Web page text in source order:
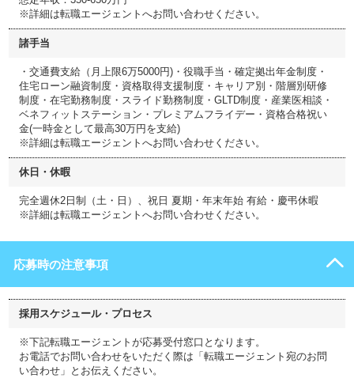
※詳細は転職エージェントへお問い合わせください。
諸手当
・交通費支給（月上限6万5000円)・役職手当・確定拠出年金制度・
住宅ローン融資制度・資格取得支援制度・キャリア別・階層別研修
制度・在宅勤務制度・スライド勤務制度・GLTD制度・産業医相談・
ベネフィットステーション・プレミアムフライデー・資格合格祝い
金(一時金として最高30万円を支給)
※詳細は転職エージェントへお問い合わせください。
休日・休暇
完全週休2日制（土・日）、祝日 夏期・年末年始 有給・慶弔休暇
※詳細は転職エージェントへお問い合わせください。
応募時の注意事項
採用スケジュール・プロセス
※下記転職エージェントが応募受付窓口となります。
お電話でお問い合わせをいただく際は「転職エージェント宛のお問
い合わせ」とお伝えください。